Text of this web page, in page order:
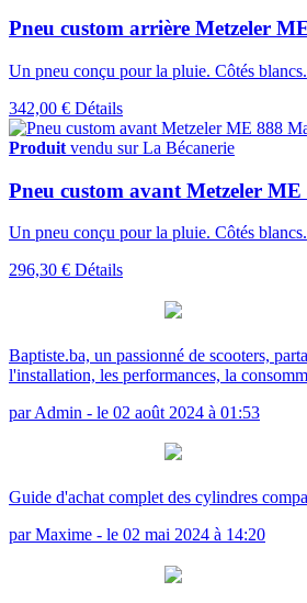
Pneu custom arrière Metzeler
Un pneu conçu pour la pluie. Côtés blancs.
342,00 € Détails
Produit vendu sur La Bécanerie
Pneu custom avant Metzeler
Un pneu conçu pour la pluie. Côtés blancs.
296,30 € Détails
Baptiste.ba, un passionné de scooters,
l'installation, les performances, la
parAdmin - le 02 août 2024 à 01:53
Guide d'achat complet des cylindres
parMaxime - le 02 mai 2024 à 14:20